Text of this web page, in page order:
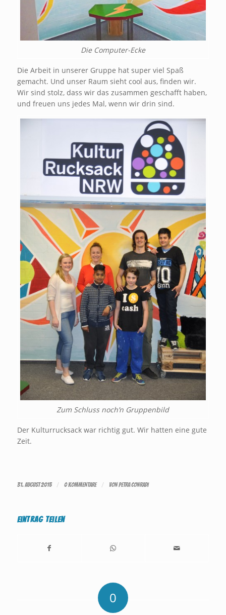
Die Computer-Ecke
Die Arbeit in unserer Gruppe hat super viel Spaß
gemacht. Und unser Raum sieht cool aus, finden wir.
Wir sind stolz, dass wir das zusammen geschafft haben,
und freuen uns jedes Mal, wenn wir drin sind.
Zum Schluss noch’n Gruppenbild
Der Kulturrucksack war richtig gut. Wir hatten eine gute
Zeit.
31. AUGUST 2015 / 0 KOMMENTARE / VONPETRA CONRADI
Eintrag teilen
0